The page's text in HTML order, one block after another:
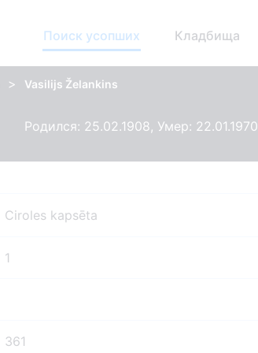
Поиск усопших Кладбища
> Vasilijs Želankins
Родился: 25.02.1908, Умер: 22.01.1970
Ciroles kapsēta
1
361